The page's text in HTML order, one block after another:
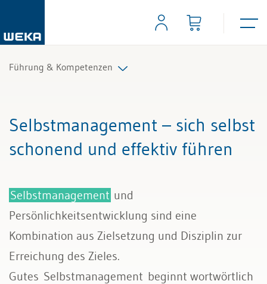
Führung & Kompetenzen
Selbstmanagement
Selbstmanagement – sich selbst
schonend und effektiv führen
Selbstmanagement und
Persönlichkeitsentwicklung sind eine
Kombination aus Zielsetzung und Disziplin zur
Erreichung des Zieles.
Gutes Selbstmanagement beginnt wortwörtlich